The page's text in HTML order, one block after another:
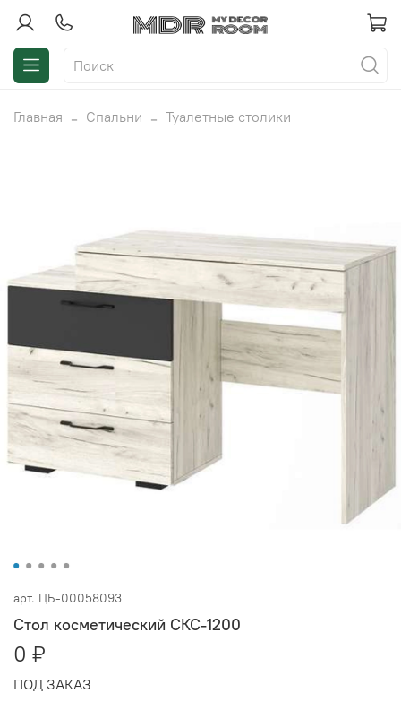
Главная Спальни Туалетные столики
арт. ЦБ-00058093
Стол косметический СКС-1200
0 ₽
ПОД ЗАКАЗ